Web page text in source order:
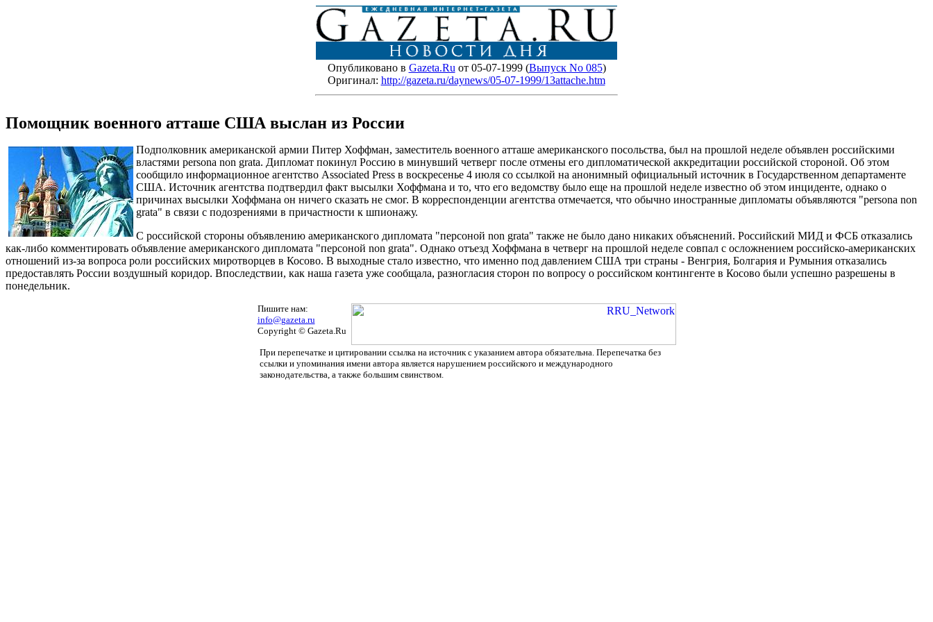
Опубликовано в Gazeta.Ru от 05-07-1999 (Выпуск No 085)
Оригинал: http://gazeta.ru/daynews/05-07-1999/13attache.htm
Помощник военного атташе США выслан из России
Подполковник американской армии Питер Хоффман, заместитель военного атташе американского посольства, был на прошлой неделе объявлен российскими
властями persona non grata. Дипломат покинул Россию в минувший четверг после отмены его дипломатической аккредитации российской стороной. Об этом
сообщило информационное агентство Associated Press в воскресенье 4 июля со ссылкой на анонимный официальный источник в Государственном департаменте
США. Источник агентства подтвердил факт высылки Хоффмана и то, что его ведомству было еще на прошлой неделе известно об этом инциденте, однако о
причинах высылки Хоффмана он ничего сказать не смог. В корреспонденции агентства отмечается, что обычно иностранные дипломаты объявляются "persona non
grata" в связи с подозрениями в причастности к шпионажу.
С российской стороны объявлению американского дипломата "персоной non grata" также не было дано никаких объяснений. Российский МИД и ФСБ отказались
как-либо комментировать объявление американского дипломата "персоной non grata". Однако отъезд Хоффмана в четверг на прошлой неделе совпал с осложнением российско-американских
отношений из-за вопроса роли российских миротворцев в Косово. В выходные стало известно, что именно под давлением США три страны - Венгрия, Болгария и Румыния отказались
предоставлять России воздушный коридор. Впоследствии, как наша газета уже сообщала, разногласия сторон по вопросу о российском контингенте в Косово были успешно разрешены в
понедельник.
Пишите нам:
info@gazeta.ru
Copyright © Gazeta.Ru
При перепечатке и цитировании ссылка на источник с указанием автора обязательна. Перепечатка без
ссылки и упоминания имени автора является нарушением российского и международного
законодательства, а также большим свинством.